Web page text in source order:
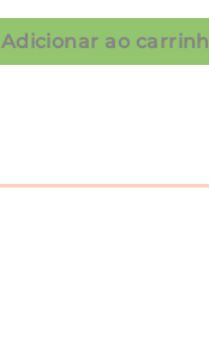
Adicionar ao